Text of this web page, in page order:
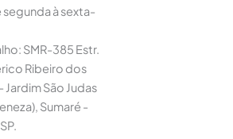
segunda à sexta-
SMR-385 Estr.
Ribeiro dos
São Judas
Sumaré -